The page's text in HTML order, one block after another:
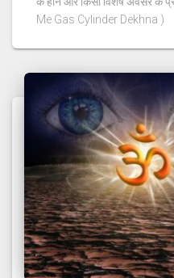
Me Gas Cylinder Dekhna )